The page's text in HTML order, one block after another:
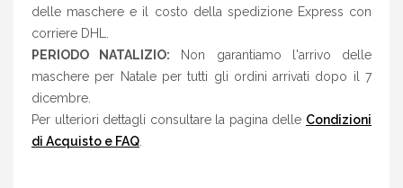
delle maschere e il costo della spedizione Express con
corriere DHL.
PERIODO NATALIZIO: Non garantiamo l'arrivo delle
maschere per Natale per tutti gli ordini arrivati dopo il 7
dicembre.
Per ulteriori dettagli consultare la pagina delle Condizioni
di Acquisto e FAQ